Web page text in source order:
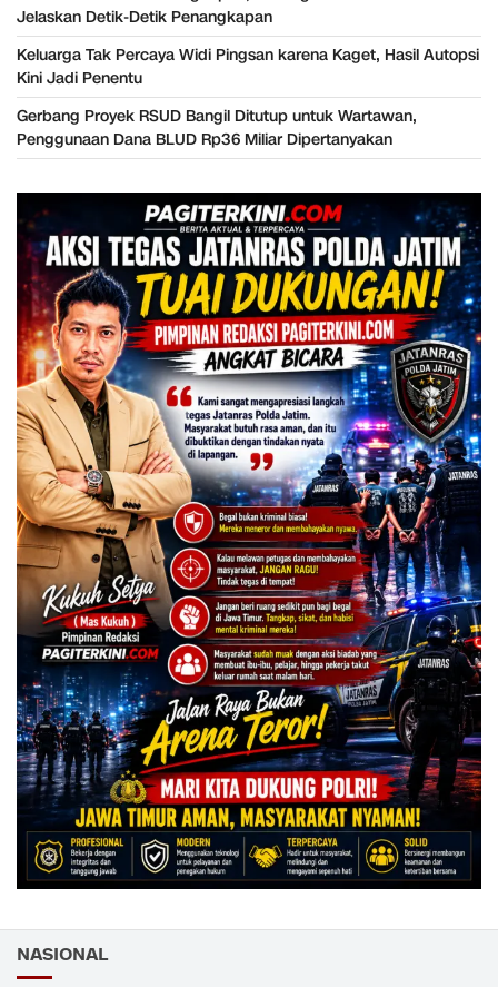
Jelaskan Detik-Detik Penangkapan
Keluarga Tak Percaya Widi Pingsan karena Kaget, Hasil Autopsi
Kini Jadi Penentu
Gerbang Proyek RSUD Bangil Ditutup untuk Wartawan,
Penggunaan Dana BLUD Rp36 Miliar Dipertanyakan
NASIONAL